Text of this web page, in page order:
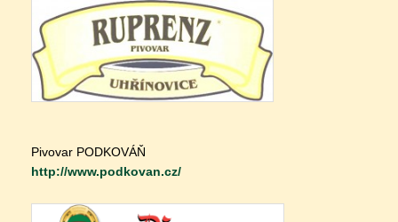
Pivovar PODKOVÁŇ
http://www.podkovan.cz/